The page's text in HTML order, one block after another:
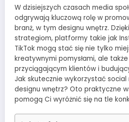
W dzisiejszych czasach media
odgrywają kluczową rolę w
branż, w tym designu wnętrz.
strategiom, platformy takie jak
TikTok mogą stać się nie tylko
kreatywnymi pomysłami, ale
przyciągającym klientów i
Jak skutecznie wykorzystać
designu wnętrz? Oto praktyczne
pomogą Ci wyróżnić się na tle